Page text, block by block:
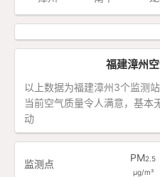
福建漳州
以上数据为福建漳州3个监测
当前空气质量令人满意，基本
动
监测点
PM2.5
μg/m³